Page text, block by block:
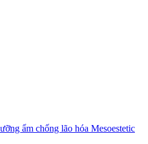
ẩm chống lão hóa Mesoestetic